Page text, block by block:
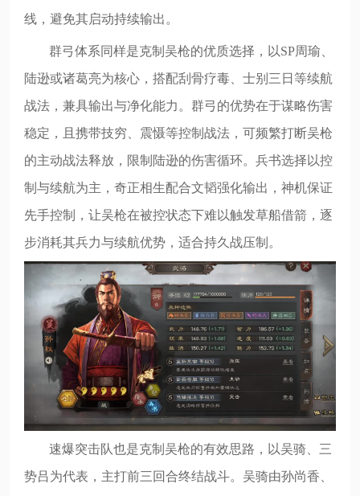
线，避免其启动持续输出。
群弓体系同样是克制吴枪的优质选择，以SP周瑜、
陆逊或诸葛亮为核心，搭配刮骨疗毒、士别三日等续航
战法，兼具输出与净化能力。群弓的优势在于谋略伤害
稳定，且携带技穷、震慑等控制战法，可频繁打断吴枪
的主动战法释放，限制陆逊的伤害循环。兵书选择以控
制与续航为主，奇正相生配合文韬强化输出，神机保证
先手控制，让吴枪在被控状态下难以触发草船借箭，逐
步消耗其兵力与续航优势，适合持久战压制。
速爆突击队也是克制吴枪的有效思路，以吴骑、三
势吕为代表，主打前三回合终结战斗。吴骑由孙尚香、